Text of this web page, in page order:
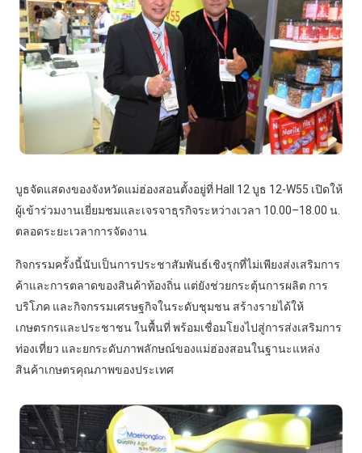
บูธจัดแสดงของจังหวัดแม่ฮ่องสอนตั้งอยู่ที่ Hall 12 บูธ 12-W55 เปิดให้
ผู้เข้าร่วมงานเยี่ยมชมและเจรจาธุรกิจระหว่างเวลา 10.00–18.00 น.
ตลอดระยะเวลาการจัดงาน
กิจกรรมครั้งนี้นับเป็นการประชาสัมพันธ์เชิงรุกที่ไม่เพียงส่งเสริมการ
ค้าและการตลาดของสินค้าท้องถิ่น แต่ยังช่วยกระตุ้นการผลิต การ
บริโภค และกิจกรรมเศรษฐกิจในระดับชุมชน สร้างรายได้ให้
เกษตรกรและประชาชน ในพื้นที่ พร้อมเชื่อมโยงไปสู่การส่งเสริมการ
ท่องเที่ยว และยกระดับภาพลักษณ์ของแม่ฮ่องสอนในฐานะแหล่ง
สินค้าเกษตรคุณภาพของประเทศ